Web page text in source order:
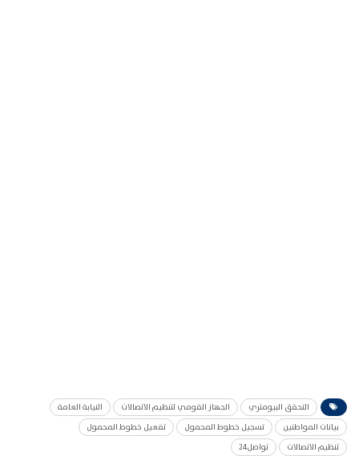
التحقق البيومتري الجهاز القومي لتنظيم الاتصالات
النيابة العامة
بيانات المواطنين
تسجيل خطوط المحمول
تفعيل خطوط المحمول
تنظيم الاتصالات
تواصل24